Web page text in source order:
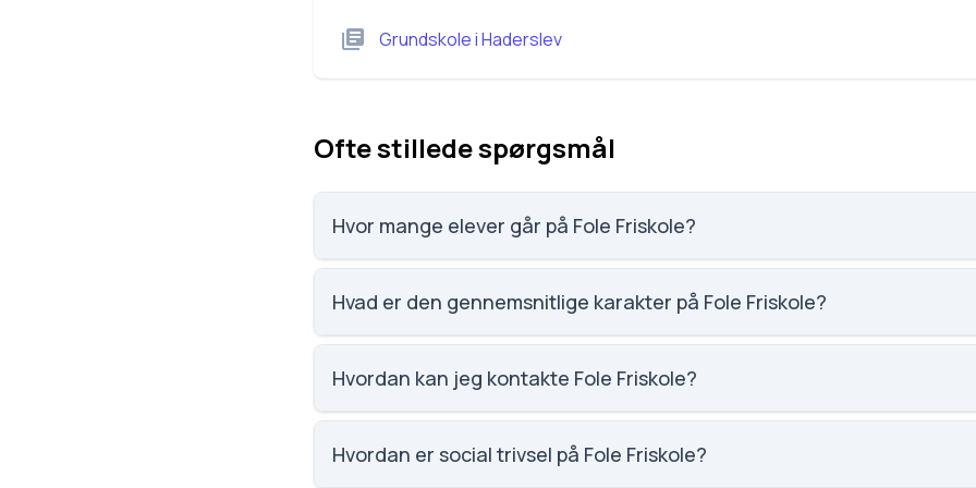
GrundskoleiHaderslev
Ofte stillede spørgsmål
Hvor mange elever går på Fole Friskole?
Fole Friskole har 84 elever, hvilket gør den til nummer 1946 ud af 3143 skoler.
Hvad er den gennemsnitlige karakter på Fole Friskole?
Karaktergennemsnittet på Fole Friskole er 5, nummer 1486 ud af 3143 skoler.
Hvordan kan jeg kontakte Fole Friskole?
Email: leder@folefriskole.dk. Telefon: 7482 2932. Adresse: Fole Friskole Folevej
Skoleleder: Anita Bisgaard.
Hvordan er social trivsel på Fole Friskole?